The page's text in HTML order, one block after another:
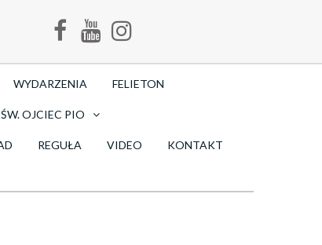
WYDARZENIA FELIETON
ŚW. OJCIEC PIO
REGUŁA VIDEO KONTAKT